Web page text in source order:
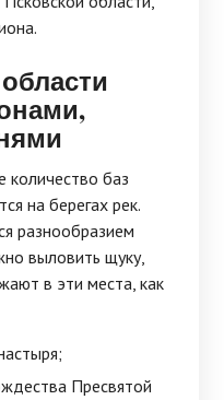
количество баз
на берегах рек.
разнообразием
выловить щуку,
в эти места, как
Пресвятой